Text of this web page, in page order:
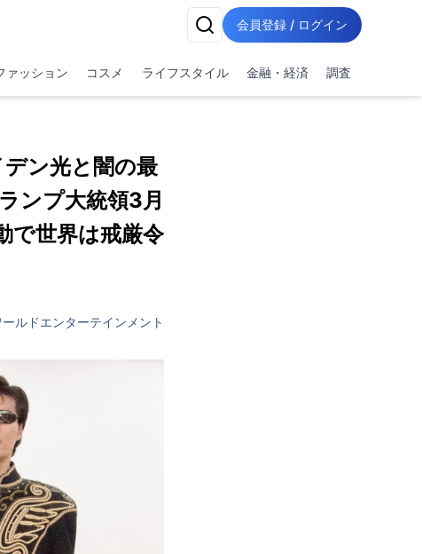
会員登録 / ログイン
ァッション コスメ ライフスタイル 金融・経済 調査
ン光と闇の最
ンプ大統領3月
世界は戒厳令
ールドエンターテインメント